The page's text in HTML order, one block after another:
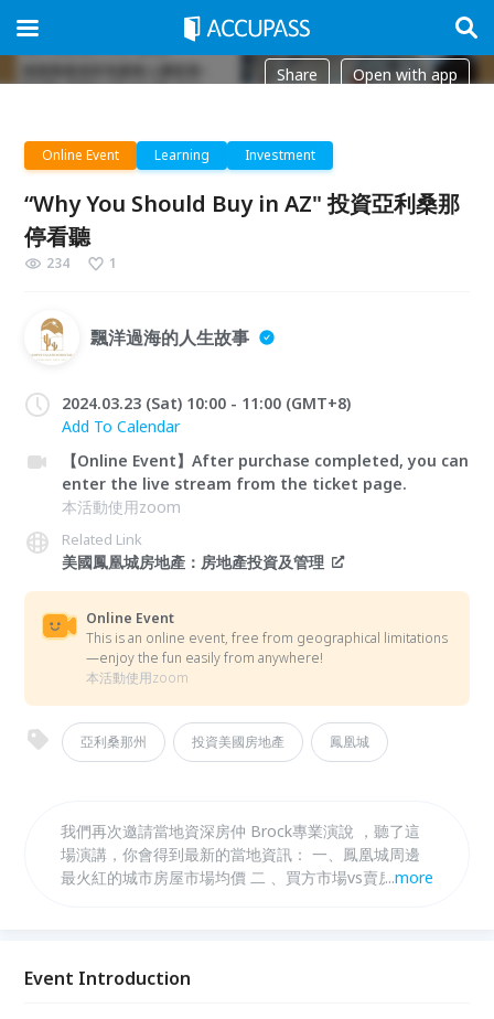
Share Open with app
Online Event Learning Investment
“Why You Should Buy in AZ" 投資亞利桑那
停看聽
234 1
飄洋過海的人生故事
2024.03.23 (Sat) 10:00 - 11:00 (GMT+8)
Add To Calendar
【Online Event】After purchase completed, you can
enter the live stream from the ticket page.
本活動使用zoom
Related Link
美國鳳凰城房地產：房地產投資及管理
Online Event
This is an online event, free from geographical limitations
—enjoy the fun easily from anywhere!
本活動使用zoom
亞利桑那州 投資美國房地產 鳳凰城
我們再次邀請當地資深房仲 Brock專業演說 ，聽了這
場演講，你會得到最新的當地資訊： 一、鳳凰城周邊
最火紅的城市房屋市場均價 二 、買方市場vs賣房市
...more
Event Introduction